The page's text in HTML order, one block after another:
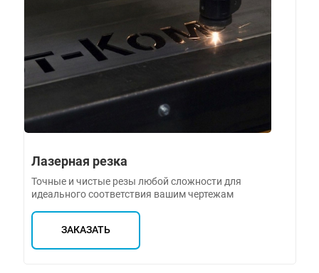
Лазерная резка
Точные и чистые резы любой сложности для
идеального соответствия вашим чертежам
ЗАКАЗАТЬ